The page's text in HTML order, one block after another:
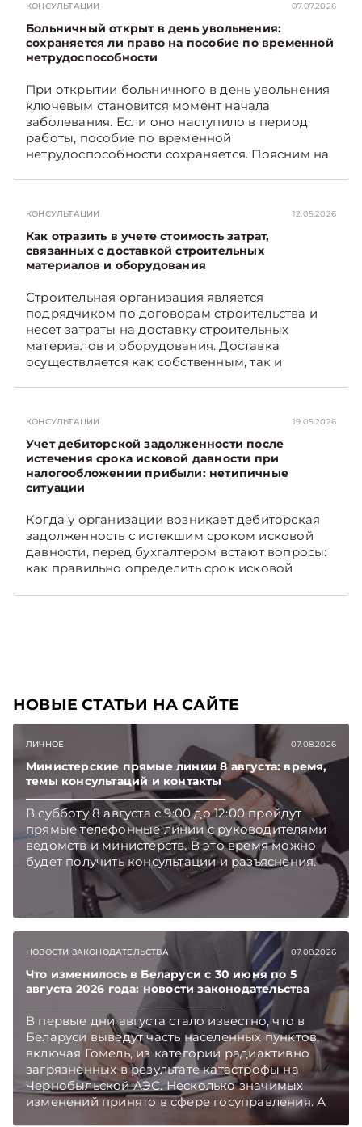
связанных с содержанием и эксплуатацией
мест общего пользования, в частности –
контрольно-­пропускного пункта? Рассмотрим
порядок их распределения. Подписывайтесь
экономике Беларуси — раньше, чем в новостях
TelegramViber
КОНСУЛЬТАЦИИ 07.07.2026
Больничный открыт в день увольнения:
сохраняется ли право на пособие по временной
нетрудоспособности
При открытии больничного в день увольнения
ключевым становится момент начала
заболевания. Если оно наступило в период
работы, пособие по временной
нетрудоспособности сохраняется. Поясним на
КОНСУЛЬТАЦИИ 12.05.2026
Как отразить в учете стоимость затрат,
связанных с доставкой строительных
материалов и оборудования
Строительная организация является
подрядчиком по договорам строительства и
несет затраты на доставку строительных
материалов и оборудования. Доставка
осуществляется как собственным, так и
Viber, чтобы не пропускать новые статьи
TelegramViber
КОНСУЛЬТАЦИИ 19.05.2026
Учет дебиторской задолженности после
истечения срока исковой давности при
налогообложении прибыли: нетипичные
ситуации
Когда у организации возникает дебиторская
задолженность с истекшим сроком исковой
давности, перед бухгалтером встают вопросы:
как правильно определить срок исковой
задолженность. Рассмотрим это на
НОВЫЕ СТАТЬИ НА САЙТЕ
ЛИЧНОЕ 07.08.2026
Министерские прямые линии 8 августа: время,
темы консультаций и контакты
В субботу 8 августа с 9:00 до 12:00 пройдут
прямые телефонные линии с руководителями
ведомств и министерств. В это время можно
будет получить консультации и разъяснения.
НОВОСТИ ЗАКОНОДАТЕЛЬСТВА 07.08.2026
Что изменилось в Беларуси с 30 июня по 5
августа 2026 года: новости законодательства
В первые дни августа стало известно, что в
Беларуси выведут часть населенных пунктов,
включая Гомель, из категории радиактивно
загрязненных в результате катастрофы на
Чернобыльской АЭС. Несколько значимых
изменений принято в сфере госуправления. А
бизнесу вновь дали надежду на сокращение